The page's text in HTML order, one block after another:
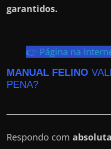
a
n
h
i
o
garantidos.
👉 Página na
MANUAL FELINO
PENA?
Respondo com